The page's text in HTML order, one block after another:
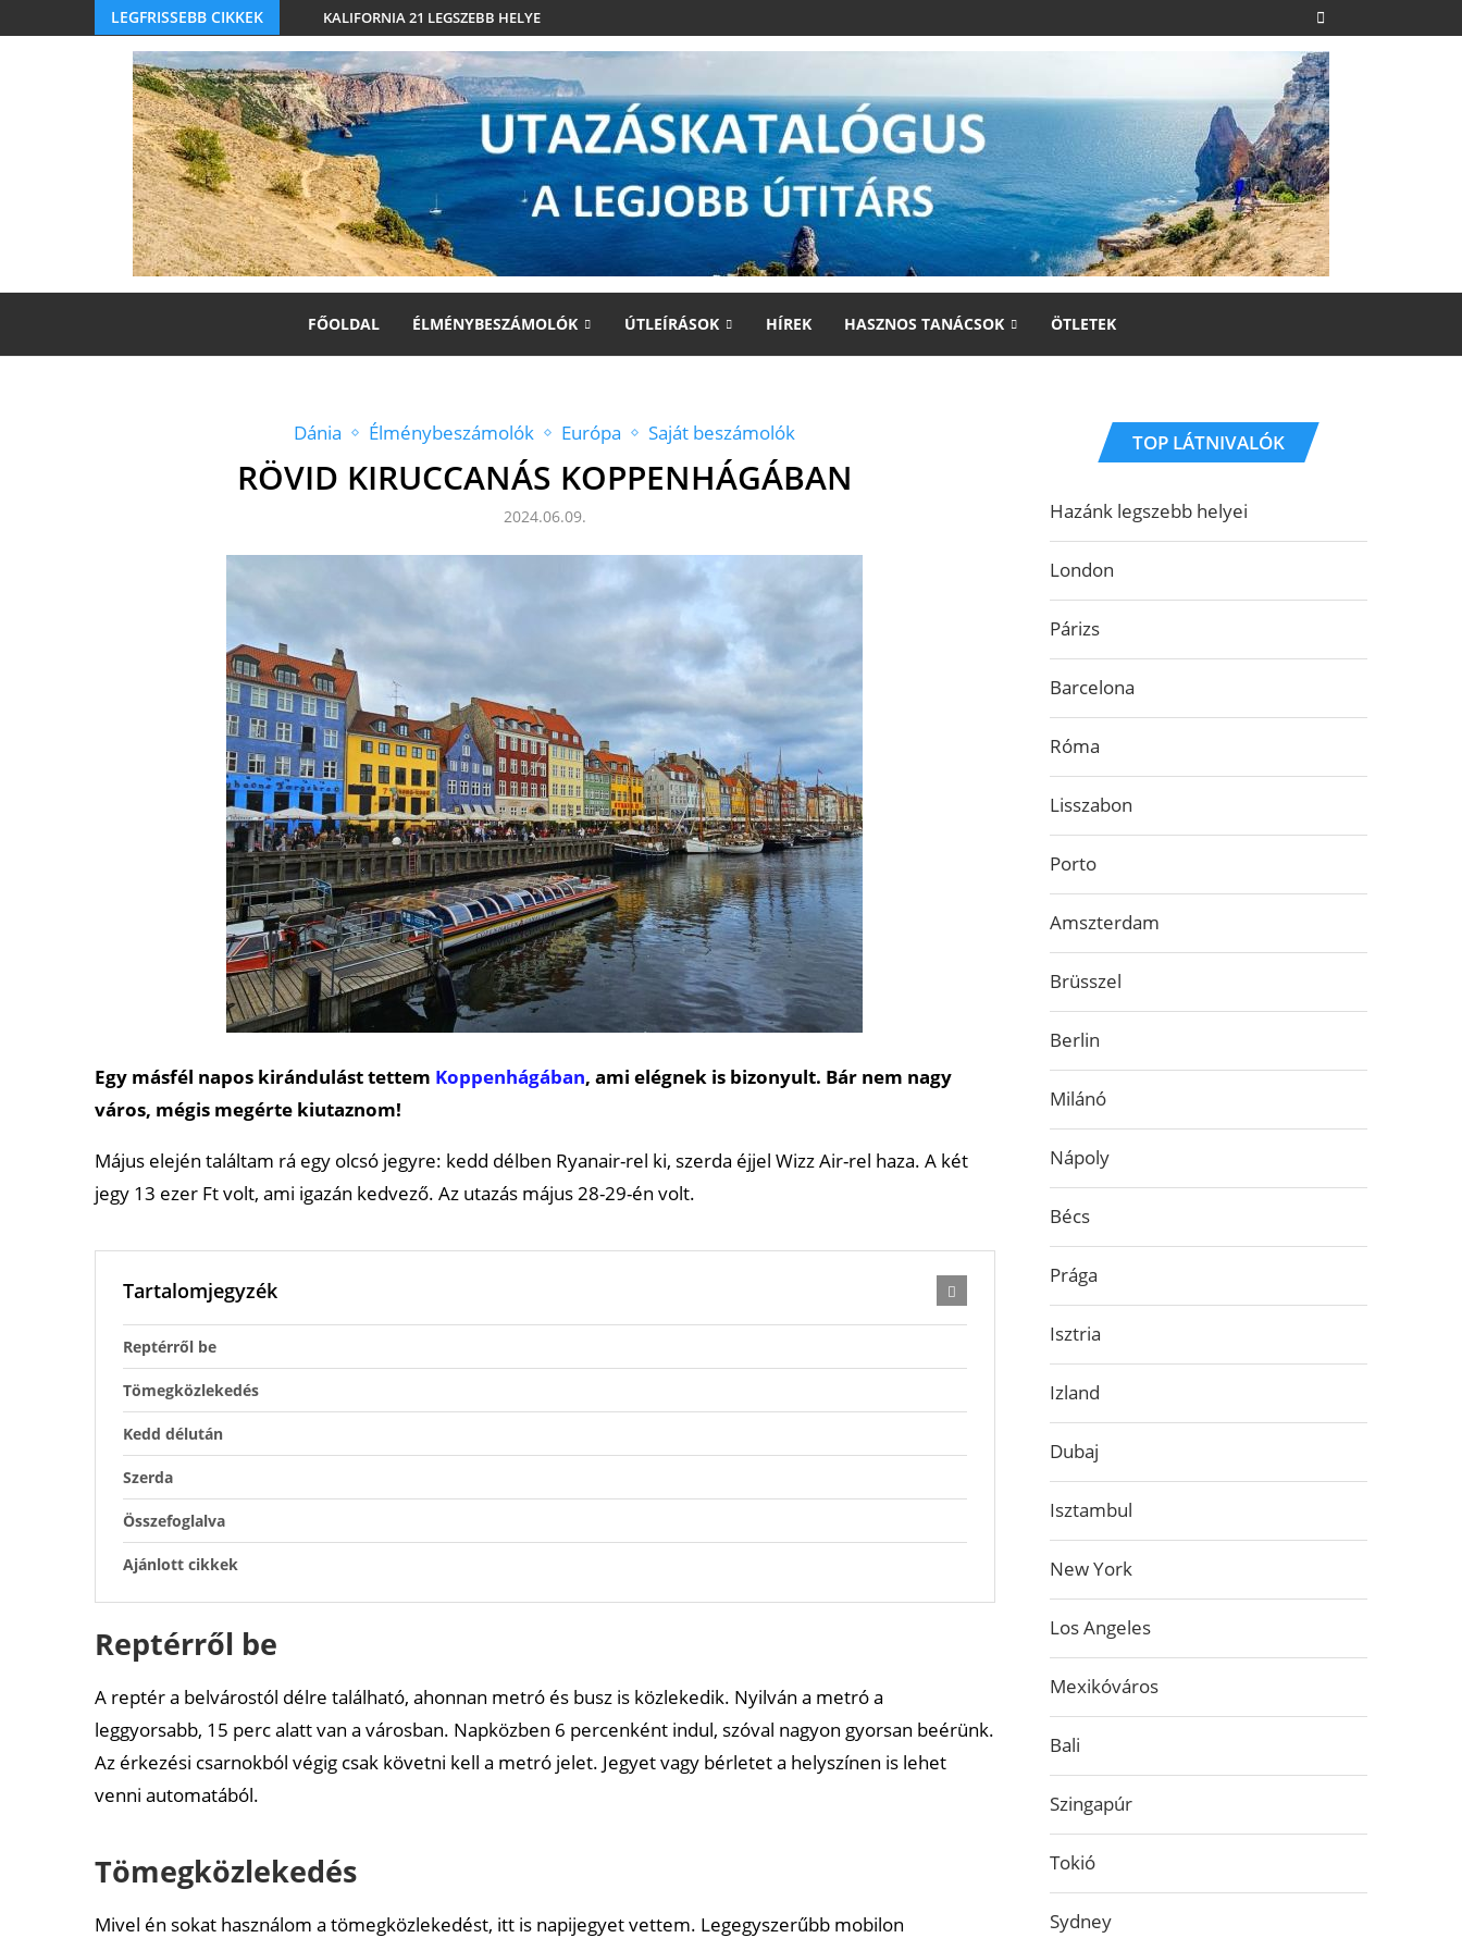
LEGFRISSEBB CIKKEK KALIFORNIA 21 LEGSZEBB HELYE
FŐOLDAL ÉLMÉNYBESZÁMOLÓK ÚTLEÍRÁSOK HÍREK HASZNOS TANÁCSOK ÖTLETEK
Dánia Élménybeszámolók Európa Saját beszámolók
RÖVID KIRUCCANÁS KOPPENHÁGÁBAN
2024.06.09.
Egy másfél napos kirándulást tettem Koppenhágában, ami elégnek is bizonyult. Bár nem nagy
város, mégis megérte kiutaznom!
Május elején találtam rá egy olcsó jegyre: kedd délben Ryanair-rel ki, szerda éjjel Wizz Air-rel haza. A két
jegy 13 ezer Ft volt, ami igazán kedvező. Az utazás május 28-29-én volt.
Tartalomjegyzék
Reptérről be
Tömegközlekedés
Kedd délután
Szerda
Összefoglalva
Ajánlott cikkek
Reptérről be
A reptér a belvárostól délre található, ahonnan metró és busz is közlekedik. Nyilván a metró a
leggyorsabb, 15 perc alatt van a városban. Napközben 6 percenként indul, szóval nagyon gyorsan beérünk.
Az érkezési csarnokból végig csak követni kell a metró jelet. Jegyet vagy bérletet a helyszínen is lehet
venni automatából.
Tömegközlekedés
Mivel én sokat használom a tömegközlekedést, itt is napijegyet vettem. Legegyszerűbb mobilon
TOP LÁTNIVALÓK
Hazánk legszebb helyei
London
Párizs
Barcelona
Róma
Lisszabon
Porto
Amszterdam
Brüsszel
Berlin
Milánó
Nápoly
Bécs
Prága
Isztria
Izland
Dubaj
Isztambul
New York
Los Angeles
Mexikóváros
Bali
Szingapúr
Tokió
Sydney